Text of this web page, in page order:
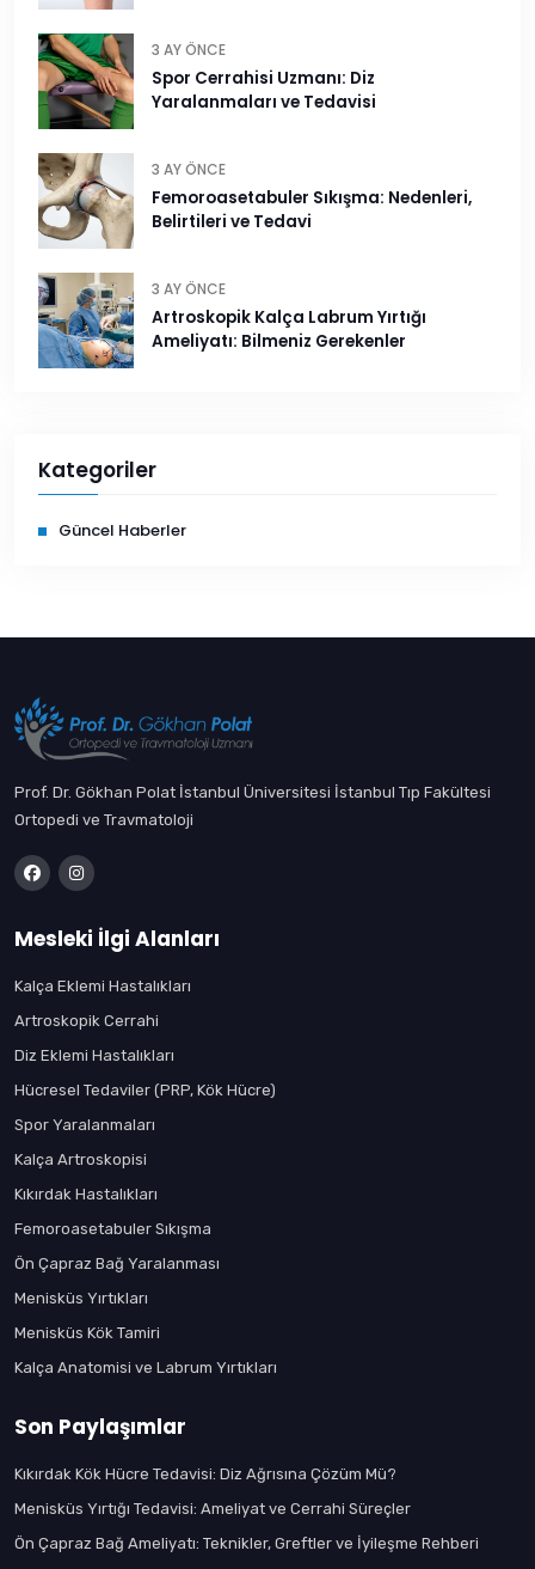
3 AY ÖNCE
Spor Cerrahisi Uzmanı: Diz
Yaralanmaları ve Tedavisi
3 AY ÖNCE
Femoroasetabuler Sıkışma: Nedenleri,
Belirtileri ve Tedavi
3 AY ÖNCE
Artroskopik Kalça Labrum Yırtığı
Ameliyatı: Bilmeniz Gerekenler
Kategoriler
Güncel Haberler
Prof. Dr. Gökhan Polat İstanbul Üniversitesi İstanbul Tıp Fakültesi
Ortopedi ve Travmatoloji
Mesleki İlgi Alanları
Kalça Eklemi Hastalıkları
Artroskopik Cerrahi
Diz Eklemi Hastalıkları
Hücresel Tedaviler (PRP, Kök Hücre)
Spor Yaralanmaları
Kalça Artroskopisi
Kıkırdak Hastalıkları
Femoroasetabuler Sıkışma
Ön Çapraz Bağ Yaralanması
Menisküs Yırtıkları
Menisküs Kök Tamiri
Kalça Anatomisi ve Labrum Yırtıkları
Son Paylaşımlar
Kıkırdak Kök Hücre Tedavisi: Diz Ağrısına Çözüm Mü?
Menisküs Yırtığı Tedavisi: Ameliyat ve Cerrahi Süreçler
Ön Çapraz Bağ Ameliyatı: Teknikler, Greftler ve İyileşme Rehberi